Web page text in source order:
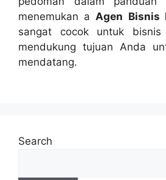
menemukan a Agen Bisnis
sangat cocok untuk
mendukung tujuan Anda
mendatang.
Search